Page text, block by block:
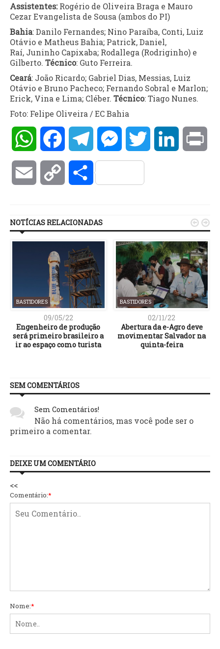
Assistentes:Rogério de Oliveira Braga e Mauro
Cezar Evangelista de Sousa (ambos do PI)
Bahia: Danilo Fernandes; Nino Paraíba, Conti, Luiz
Otávio e Matheus Bahia; Patrick, Daniel,
Raí, Juninho Capixaba; Rodallega (Rodriginho) e
Gilberto. Técnico: Guto Ferreira.
Ceará: João Ricardo; Gabriel Dias, Messias, Luiz
Otávio e Bruno Pacheco; Fernando Sobral e Marlon;
Erick, Vina e Lima; Cléber. Técnico: Tiago Nunes.
Foto: Felipe Oliveira / EC Bahia
WhatsAppFacebookTelegramMessengerTwitter LinkedIn
Email Copy Compartilhar
NOTÍCIAS RELACIONADAS
BASTIDORES
09/05/22
Engenheiro de produção
será primeiro brasileiro a
ir ao espaço como turista
BASTIDORES
02/11/22
Abertura da e-Agro deve
movimentar Salvador na
quinta-feira
 
SEM COMENTÁRIOS
Sem Comentários!
Não há comentários, mas você pode ser o
primeiro a comentar.
DEIXE UM COMENTÁRIO
<<
Comentário:*
Nome:*